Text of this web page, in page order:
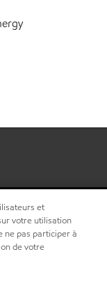
(Ne pas vendre ou
et
votre utilisation
ne pas participer à
de votre